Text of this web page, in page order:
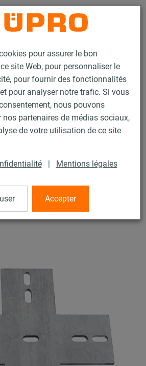
pour assurer le bon
site Web, pour personnaliser le
pour fournir des fonctionnalités
pour analyser notre trafic. Si vous
nous pouvons
partenaires de médias sociaux,
de votre utilisation de ce site
| Mentions légales
Accepter
Contact
Produits galvanisés à chaud
à chaud
Equerre plate MPT
plate MPT
croix MPT, pour Profil Q100, galv. à